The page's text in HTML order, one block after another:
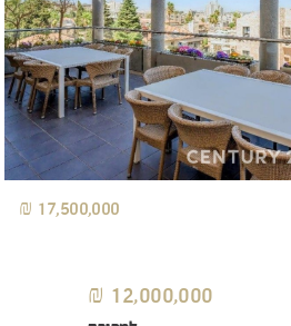
17,500,000 ₪
12,000,000 ₪